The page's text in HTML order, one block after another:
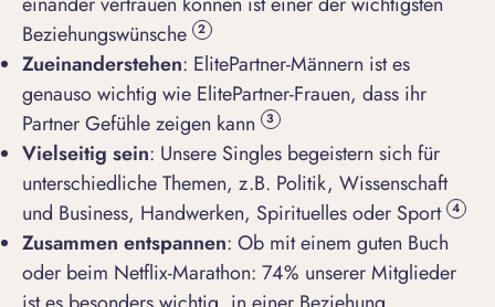
Beziehungswünsche
2
Zueinanderstehen: ElitePartner-Männern ist es
genauso wichtig wie ElitePartner-Frauen, dass ihr
Partner Gefühle zeigen kann
3
Vielseitig sein: Unsere Singles begeistern sich für
unterschiedliche Themen, z.B. Politik, Wissenschaft
und Business, Handwerken, Spirituelles oder Sport
4
Zusammen entspannen: Ob mit einem guten Buch
oder beim Netflix-Marathon: 74% unserer Mitglieder